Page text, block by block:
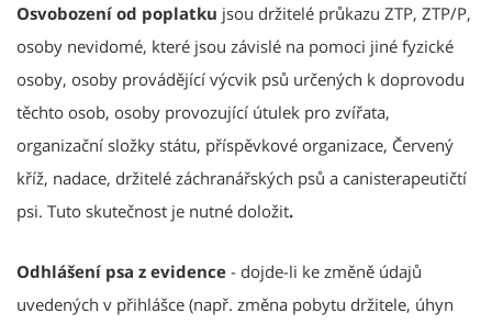
Osvobození od poplatku jsou držitelé průkazu ZTP, ZTP/P,
osoby nevidomé, které jsou závislé na pomoci jiné fyzické
osoby, osoby provádějící výcvik psů určených k doprovodu
těchto osob, osoby provozující útulek pro zvířata,
organizační složky státu, příspěvkové organizace, Červený
kříž, nadace, držitelé záchranářských psů a canisterapeutičtí
psi. Tuto skutečnost je nutné doložit.
Odhlášení psa z evidence - dojde-li ke změně údajů
uvedených v přihlášce (např. změna pobytu držitele, úhyn